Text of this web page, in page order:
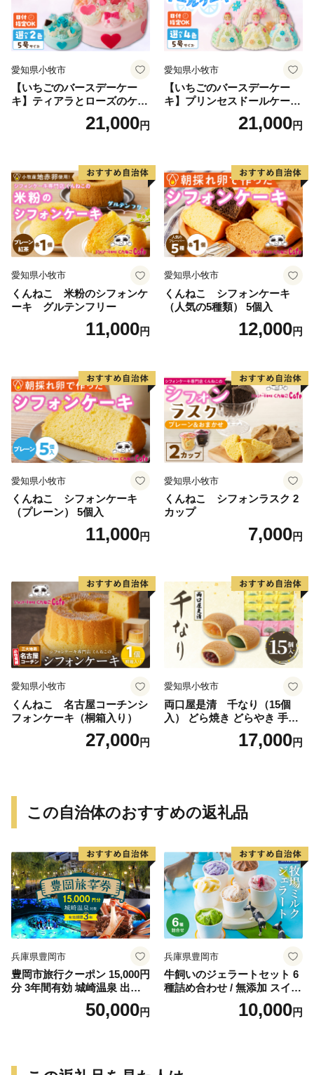
愛知県小牧市
【いちごのバースデーケー
キ】ティアラとローズのケー
キ スイーツ デザート 洋菓
子 お取り寄せ 愛知県 小牧市
レーション ホールケーキ 日
時指定可
21,000円
愛知県小牧市
【いちごのバースデーケー
キ】プリンセスドールケーキ
日時指定可 スイーツ デザー
ト 洋菓子 お取り寄せ 愛知県
デコレーションケーキ ホー
ルケーキ 人形 かわいい こど
も
21,000円
愛知県小牧市
くんねこ 米粉のシフォンケ
ーキ グルテンフリー
11,000円
愛知県小牧市
くんねこ シフォンケーキ
（人気の5種類） 5個入
12,000円
愛知県小牧市
くんねこ シフォンケーキ
（プレーン） 5個入
11,000円
愛知県小牧市
くんねこ シフォンラスク 2
カップ
7,000円
愛知県小牧市
くんねこ 名古屋コーチンシ
フォンケーキ（桐箱入り）
27,000円
愛知県小牧市
両口屋是清 千なり（15個
入） どら焼き どらやき 手土
産 お土産 土産 丹波大納言小
豆 抹茶 林檎 りんご 慶事 お
17,000円
この自治体のおすすめの返礼品
兵庫県豊岡市
豊岡市旅行クーポン 15,000円
分 3年間有効 城崎温泉 出石
竹野 神鍋 など 宿泊施設 飲食
店 観光施設 250施設以上で使
50,000円
兵庫県豊岡市
牛飼いのジェラートセット 6
種詰め合わせ / 無添加 スイー
ツ ジェラート シャーベット
アイスクリーム 卵 小麦粉不
10,000円